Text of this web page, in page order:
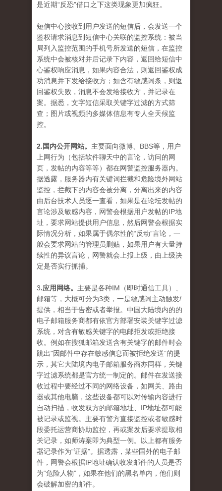
是近期“反恐”借口之下这类现象更加疯狂。
短信中心接收到用户发送的短信后，会发送一个
鉴权请求消息到短信中心关联的监控系统：被当
局列入监控范围的手机号所发送的短信，在监控
系统中会被核对并后记录下内容，返回给短信中
心鉴权响应消息，如果内容合法，则返回鉴权成
功消息并下发给接收方；如含有敏感词条，则返
回鉴权失败，消息不会发给接收方，并记录在
案。据悉，文字短信采取关键字过滤的方式筛
查；图片或视频的多媒体信息有专人全天候监
控。
2.国内公开网站。 主要面向微博、BBS等，用户
上网行为（包括软件聊天中的言论，访问的网
页，发帖的内容等等）都在网警监控服务器内。
据透露，服务器内有关键词拦截和危险境外网站
监控，拦截下的内容会被分离，分离出来的内容
由后台技术人员逐一查看，如果是在论坛发帖的
言论涉及敏感内容，网警会根据用户发帖的IP地
址，要求网站提供用户信息，然后网警会根据实
际情况分析，如果属于偶尔性的“反动”言论，一
般会要求网站的管理员删贴，如果用户有大量持
续性的异议言论，网警就会上报上级，由上级决
定是否实行抓捕。
3.应用网络。 主要是各种IM（即时通信工具）、
邮箱等，大概可分为3类，一是敏感词主动触发/
提供，相当于告密或者举报。中国大陆境内的的
电子邮箱服务商都有依官方部署安装关键字过滤
系统，对含有敏感关键字的电邮拒发或拒绝接
收。例如在搜狐邮箱发送含有关键字的邮件时会
跳出"因邮件中存在敏感信息而被拒绝发送”的提
示，其它大陆境内电子邮箱服务商亦同样，关键
字过滤系统都是官方统一制定的。邮件在发送接
收过程中要经过不同的网络设备，如网关、路由
器或其他电脑，这些设备都可以对传输内容进行
自动扫描，收发双方的邮箱地址、IP地址都可能
被记录或监视。主要有警方直接监控或者敏感时
段委托运营商协助监控，再或案发后要求提取相
关记录，如师涛案即为典型一例。以上都有服务
器记录作为“证据”。据透露，某些国外的电子邮
件，网警会根据IP地址确认收发邮件的人员是否
为“危险人物”，如果在他们的黑名单内，他们则
会破解加密的邮件。